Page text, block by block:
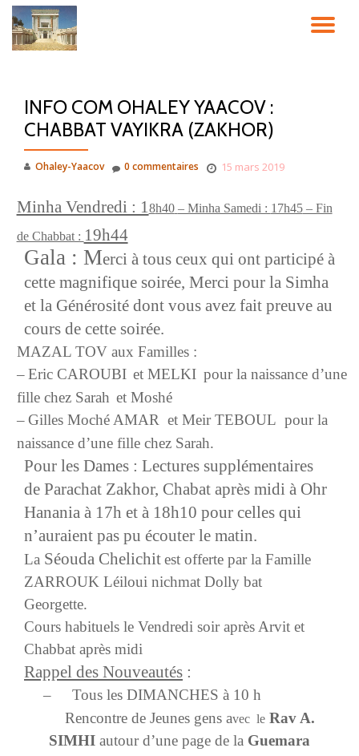
Aller
INFO COM OHALEY YAACOV :
CHABBAT VAYIKRA (ZAKHOR)
Ohaley-Yaacov 15 mars 2019
0 commentaires
Minha Vendredi : 18h40 – Minha Samedi : 17h45– Fin
de Chabbat : 19h44
Gala : Merci à tous ceux qui ont participé à
cette magnifique soirée, Merci pour la Simha
et la Générosité dont vous avez fait preuve au
cours de cette soirée.
MAZAL TOV aux Familles :
– Eric CAROUBI et MELKI pour la naissance d’une
fille chez Sarah et Moshé
– Gilles Moché AMAR et Meir TEBOUL pour la
naissance d’une fille chez Sarah.
Pour les Dames : Lectures supplémentaires
de Parachat Zakhor, Chabat après midi à Ohr
Hanania à 17h et à 18h10 pour celles qui
n’auraient pas pu écouter le matin.
La Séouda Chelichitest offerte par la Famille
ZARROUK Léiloui nichmat Dolly bat
Georgette.
Cours habituels le Vendredi soir après Arvit et
Chabbat après midi
Rappel des Nouveautés :
–
Tous les DIMANCHES à 10 h
Rencontre de Jeunes gens avec le Rav A.
SIMHI autour d’une page de la Guemara